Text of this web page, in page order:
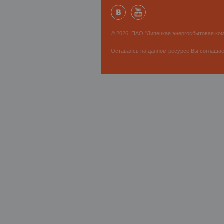
© 2026, ПАО "Липецкая энергосбытовая
Оставаясь на данном ресурсе Вы